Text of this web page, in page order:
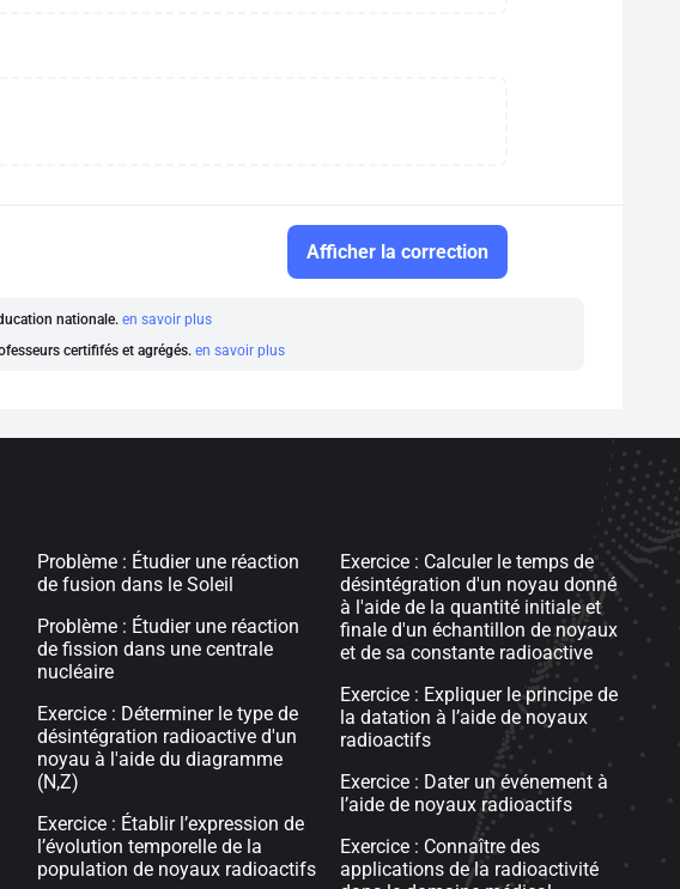
Afficher la correction
nationale. en savoir plus
certififés et agrégés. en savoir plus
Problème : Étudier une réaction
de fusion dans le Soleil
Problème : Étudier une réaction
de fission dans une centrale
nucléaire
Exercice : Déterminer le type de
désintégration radioactive d'un
noyau à l'aide du diagramme
(N,Z)
Exercice : Établir l’expression de
l’évolution temporelle de la
population de noyaux radioactifs
Exercice : Calculer le temps de
désintégration d'un noyau donné
à l'aide de la quantité initiale et
finale d'un échantillon de noyaux
et de sa constante radioactive
Exercice : Expliquer le principe de
la datation à l’aide de noyaux
radioactifs
Exercice : Dater un événement à
l’aide de noyaux radioactifs
Exercice : Connaître des
applications de la radioactivité